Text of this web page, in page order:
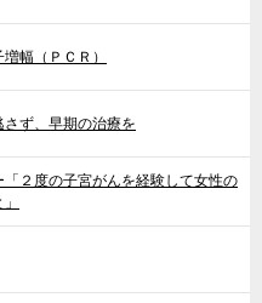
幅（ＰＣＲ）
ず、早期の治療を
２度の子宮がんを経験して女性の